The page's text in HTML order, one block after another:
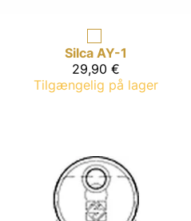
Silca AY-1
29,90 €
Tilgængelig på lager